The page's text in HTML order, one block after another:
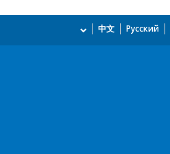
Русский
中文